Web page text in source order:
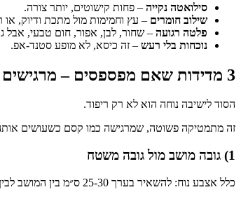
סילואטה נקייה – פחות קישוטים, יותר צורה.
שילוב חומרים – עץ וחמימות מול מתכת ודיוק,
פלטה רגועה – שחור, לבן, אפור, חום טבעי, אבל
נוכחות בלי רעש – זה כיסא, לא מופע סטנד-אפ.
3 מדידות שאם מפספסים – מרגישים את זה בכל ישיבה
הסוד לישיבה נוחה הוא לא רק ריפוד.
זה מתמטיקה פשוטה, שמרגישה כמו קסם כשעושים אותה
1) גובה מושב מול גובה משטח
כלל אצבע נוח: להשאיר בערך 25-30 ס״מ בין המושב לבין תחתית המשטח.